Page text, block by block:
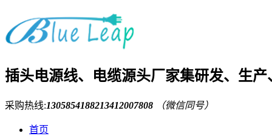
插头电源线、电缆源头厂家集研发、生产
采购热线:1305854188213412007808 （微信同号）
首页